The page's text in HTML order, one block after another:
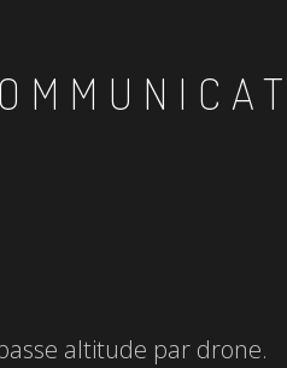
altitude par drone.